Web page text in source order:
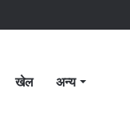
खेल अन्य